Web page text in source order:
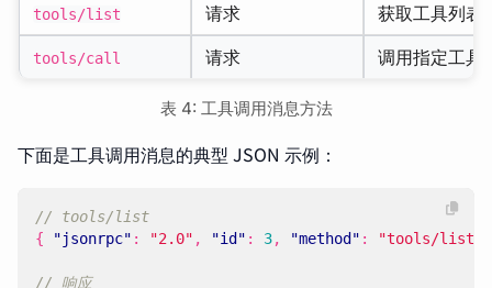
tools/list 请求 获取工具列表
tools/call 请求 调用指定工具
表 4: 工具调用消息方法
下面是工具调用消息的典型 JSON 示例：
{
"jsonrpc" : "2.0" , "id" : 3, "method" : "tools/list"